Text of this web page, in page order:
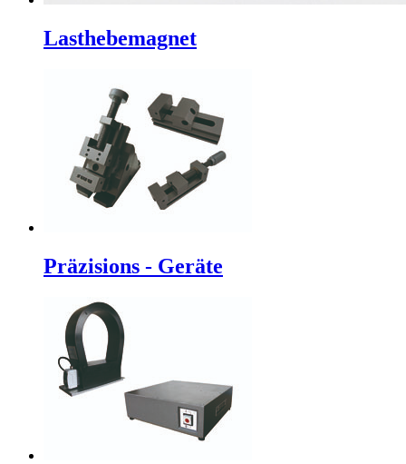
Lasthebemagnet
Präzisions - Geräte